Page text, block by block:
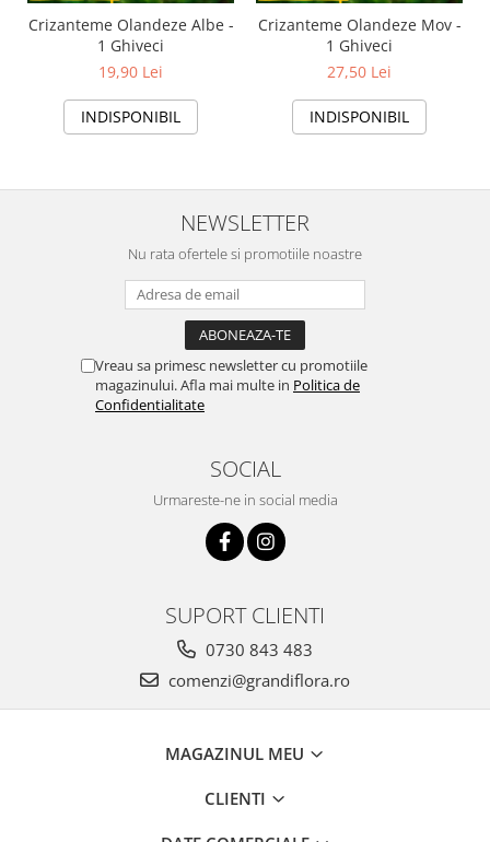
Crizanteme Olandeze Albe -
1 Ghiveci
19,90 Lei
INDISPONIBIL
Crizanteme Olandeze Mov -
1 Ghiveci
27,50 Lei
INDISPONIBIL
NEWSLETTER
Nu rata ofertele si promotiile noastre
Vreau sa primesc newsletter cu promotiile
magazinului. Afla mai multe in Politica de
Confidentialitate
SOCIAL
Urmareste-ne in social media
SUPORT CLIENTI
0730 843 483
comenzi@grandiflora.ro
MAGAZINUL MEU
CLIENTI